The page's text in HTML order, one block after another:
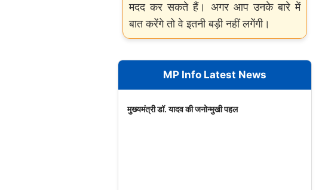
मदद कर सकते हैं। अगर आप उनके बारे में
बात करेंगे तो वे इतनी बड़ी नहीं लगेंगी।
MP Info Latest News
मुख्यमंत्री डॉ. यादव की जनोन्मुखी पहल